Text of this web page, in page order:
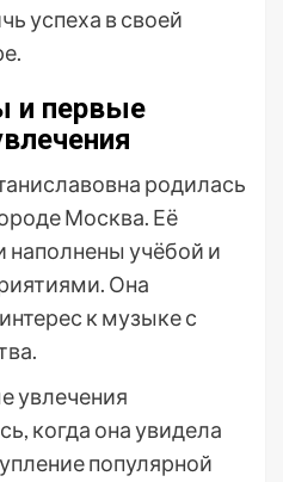
успеха в своей
и первые
родилась
Москва. Её
учёбой и
Она
к музыке с
увлечения
когда она увидела
популярной